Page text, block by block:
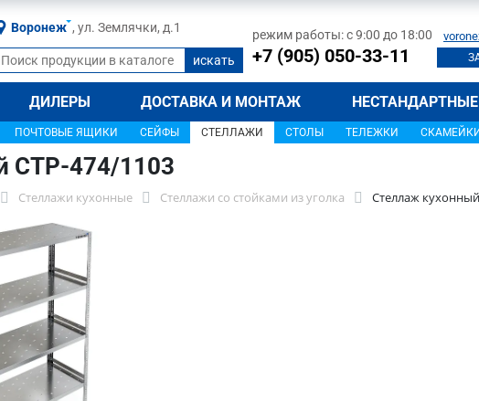
Воронеж , ул. Землячки, д.1 режим работы: с 9:00 до 18:00
+7 (905) 050-33-11
ДИЛЕРЫ ДОСТАВКА И МОНТАЖ
ПОЧТОВЫЕ ЯЩИКИ СЕЙФЫ СТЕЛЛАЖИ СТОЛЫ ТЕЛЕЖКИ СКАМЕЙКИ
СТР-474/1103
Стеллажи кухонные Стеллажи со стойками из уголка Стеллаж